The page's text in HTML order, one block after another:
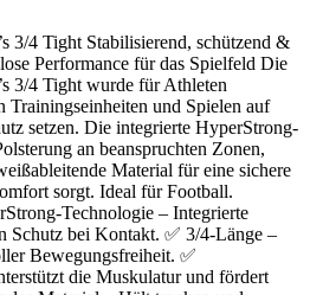
3/4 Tight Stabilisierend, schützend &
Performance für das Spielfeld Die
3/4 Tight wurde für Athleten
Trainingseinheiten und Spielen auf
setzen. Die integrierte HyperStrong-
an beanspruchten Zonen,
Material für eine sichere
sorgt. Ideal für Football.
Technologie – Integrierte
Schutz bei Kontakt. ✅ 3/4-Länge –
Bewegungsfreiheit. ✅
die Muskulatur und fördert